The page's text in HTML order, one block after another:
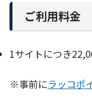
ご利用料金
1サイトにつき
※事前にラッコポ